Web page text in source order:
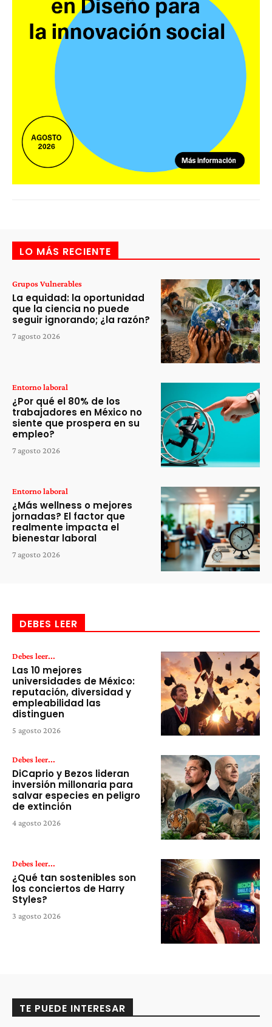
LO MÁS RECIENTE
Grupos Vulnerables
La equidad: la oportunidad
que la ciencia no puede
seguir ignorando; ¿la razón?
7 agosto 2026
Entorno laboral
¿Por qué el 80% de los
trabajadores en México no
siente que prospera en su
empleo?
7 agosto 2026
Entorno laboral
¿Más wellness o mejores
jornadas? El factor que
realmente impacta el
bienestar laboral
7 agosto 2026
DEBES LEER
Debes leer...
Las 10 mejores
universidades de México:
reputación, diversidad y
empleabilidad las
distinguen
5 agosto 2026
Debes leer...
DiCaprio y Bezos lideran
inversión millonaria para
salvar especies en peligro
de extinción
4 agosto 2026
Debes leer...
¿Qué tan sostenibles son
los conciertos de Harry
Styles?
3 agosto 2026
TE PUEDE INTERESAR